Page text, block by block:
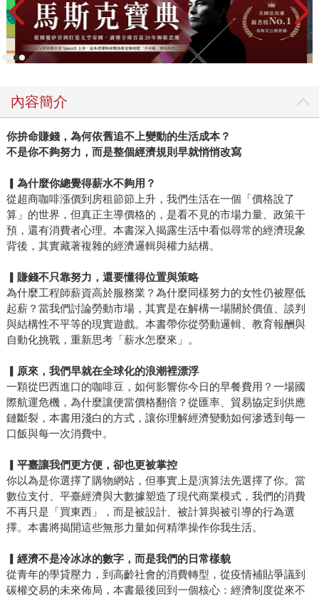
內容簡介
你拚命賺錢，為何依舊追不上變動的生活成本？
不是你不夠努力，而是整個經濟規則早就悄悄改寫
▎為什麼你總覺得薪水不夠用？
從超商咖啡漲價到房租節節上升，我們生活在一個「價格說了
算」的世界，但真正主導價格的，是看不見的市場力量、政策干
預，還有消費者心理。本書深入揭露生活中看似尋常的經濟現象
背後，其實藏著複雜的經濟邏輯與權力結構。
▎賺錢不只靠努力，還要懂得位置與策略
為什麼工程師薪資高於服務業？為什麼同樣努力的女性仍被壓低
起薪？當我們討論勞動市場，其實是在解構一場關於價值、談判
與結構性不平等的現實遊戲。本書帶你從勞動邏輯、教育報酬與
自動化挑戰，重新思考「薪水怎麼來」。
▎原來，我們早就在全球化的浪潮裡漂浮
一顆從巴西進口的咖啡豆，如何影響你今日的早餐費用？一場國
際航運危機，為什麼讓便當價格翻倍？從匯率、貿易協定到供應
鏈斷裂，本書用淺白的方式，讓你理解經濟變動如何滲透到每一
口飯與每一次消費中。
▎平臺讓我們更方便，卻也更被掌控
你以為是你選擇了購物網站，但事實上是演算法先選擇了你。當
數位支付、平臺經濟與大數據塑造了現代商業模式，我們的消費
不再只是「買東西」，而是被設計、被計算與被引導的行為選
擇。本書將揭開這些無形力量如何精準操作你我生活。
▎經濟不是冷冰冰的數字，而是我們的日常樣貌
從青年的學貸壓力，到高齡社會的消費轉型，從疫情補貼爭議到
碳權交易的未來佈局，本書最後回到一個核心：經濟制度從來不